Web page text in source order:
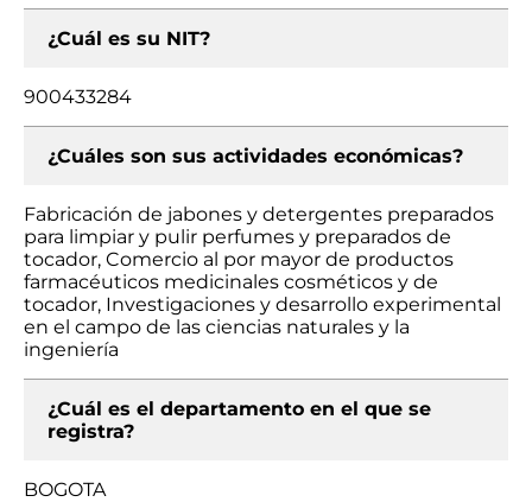
¿Cuál es su NIT?
900433284
¿Cuáles son sus actividades económicas?
Fabricación de jabones y detergentes preparados
para limpiar y pulir perfumes y preparados de
tocador, Comercio al por mayor de productos
farmacéuticos medicinales cosméticos y de
tocador, Investigaciones y desarrollo experimental
en el campo de las ciencias naturales y la
ingeniería
¿Cuál es el departamento en el que se
registra?
BOGOTA